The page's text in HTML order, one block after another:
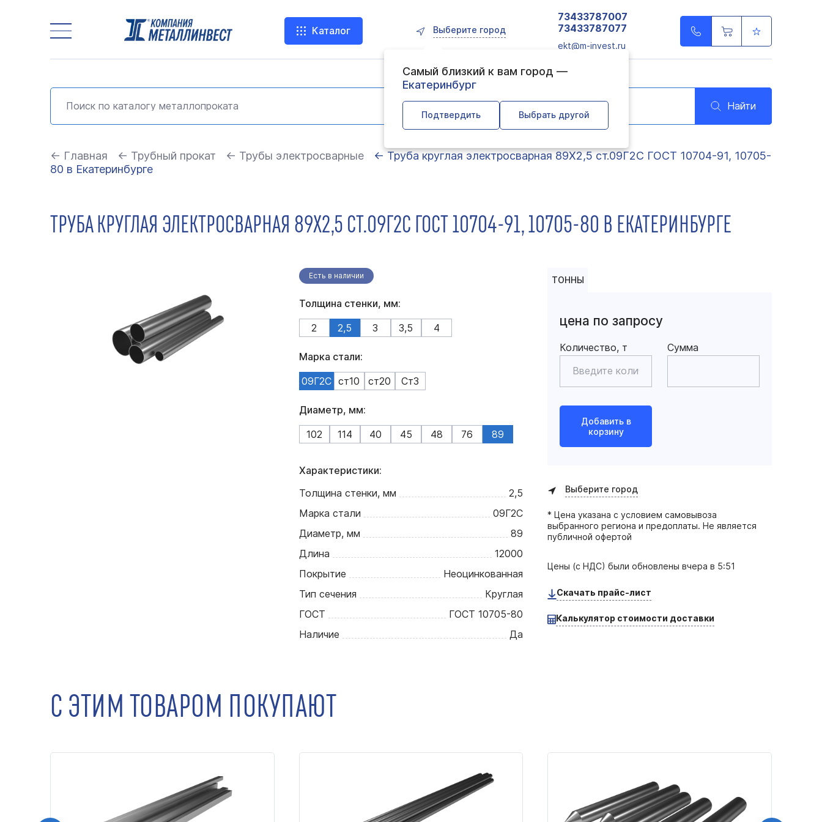
Каталог Выберите город
Самый близкий к вам город —
Екатеринбург
Подтвердить Выбрать другой
73433787007
73433787077
ekt@m-invest.ru
Найти
← Главная ← Трубный прокат ← Трубы электросварные
← Труба круглая электросварная 89Х2,5 ст.09Г2С ГОСТ 10704-91, 10705-
80 в Екатеринбурге
ТРУБА КРУГЛАЯ ЭЛЕКТРОСВАРНАЯ 89Х2,5 СТ.09Г2С ГОСТ 10704-91, 10705-80 В ЕКАТЕРИНБУРГЕ
Есть в наличии
Толщина стенки, мм:
2
2,5 3 3,5 4
Марка стали:
09Г2С ст10 ст20 Ст3
Диаметр, мм:
102
114 40 45 48 76 89
Характеристики:
Толщина стенки, мм
2,5
Марка стали
09Г2С
Диаметр, мм
89
Длина
12000
Покрытие
Неоцинкованная
Тип сечения
Круглая
ГОСТ
ГОСТ 10705-80
Наличие
Да
ТОННЫ
цена по запросу
Количество, т Сумма
Добавить в
корзину
Выберите город
* Цена указана с условием самовывоза
выбранного региона и предоплаты. Не является
публичной офертой
Цены (с НДС) были обновленывчера в 5:51
Скачать прайс-лист
Калькулятор стоимости доставки
С ЭТИМ ТОВАРОМ ПОКУПАЮТ